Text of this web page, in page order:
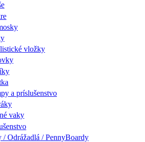
vložky
a príslušenstvo
vaky
/ Odrážadlá / PennyBoardy